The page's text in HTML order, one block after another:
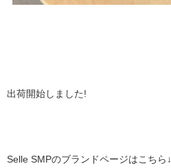
出荷開始しました!
Selle SMPのブランドページはこちら↓